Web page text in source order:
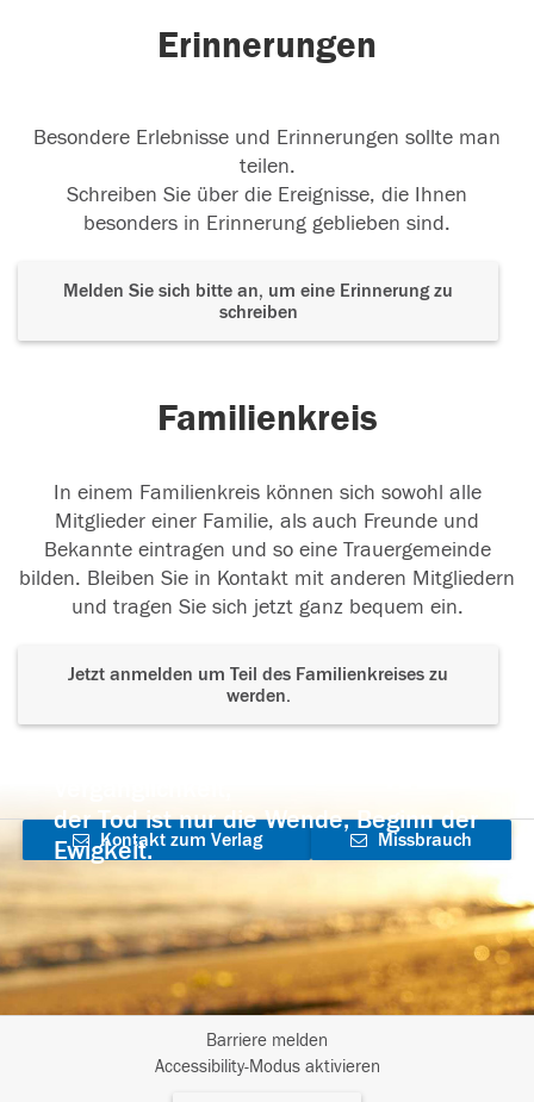
Erinnerungen
Besondere Erlebnisse und Erinnerungen sollte man
teilen.
Schreiben Sie über die Ereignisse, die Ihnen
besonders in Erinnerung geblieben sind.
Melden Sie sich bitte an, um eine Erinnerung zu
schreiben
Familienkreis
In einem Familienkreis können sich sowohl alle
Mitglieder einer Familie, als auch Freunde und
Bekannte eintragen und so eine Trauergemeinde
bilden. Bleiben Sie in Kontakt mit anderen Mitgliedern
und tragen Sie sich jetzt ganz bequem ein.
Jetzt anmelden um Teil des Familienkreises zu
werden.
der Tod ist nur die Wende, Beginn der
Ewigkeit.
Kontakt zum Verlag
aufnehmen
Missbrauch
Barriere melden
Accessibility-Modus aktivieren